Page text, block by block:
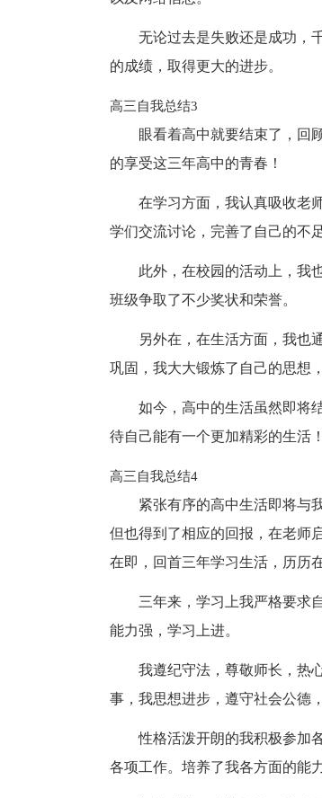
无论过去是失败还是成功，
的成绩，取得更大的进步。
高三自我总结3
眼看着高中就要结束了，回
的享受这三年高中的青春！
在学习方面，我认真吸收老
学们交流讨论，完善了自己的不足
此外，在校园的活动上，我
班级争取了不少奖状和荣誉。
另外在，在生活方面，我也
巩固，我大大锻炼了自己的思想
如今，高中的生活虽然即将
待自己能有一个更加精彩的生活！
高三自我总结4
紧张有序的高中生活即将与
但也得到了相应的回报，在老师
在即，回首三年学习生活，历历在
三年来，学习上我严格要求
能力强，学习上进。
我遵纪守法，尊敬师长，热
事，我思想进步，遵守社会公德
性格活泼开朗的我积极参加
各项工作。培养了我各方面的能力